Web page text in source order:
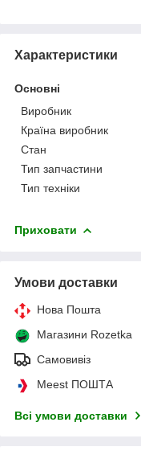
Характеристики
Основні
Виробник
Країна виробник
Стан
Тип запчастини
Тип техніки
Приховати
Умови доставки
Нова Пошта
Магазини Rozetka
Самовивіз
Meest ПОШТА
Всі умови доставки